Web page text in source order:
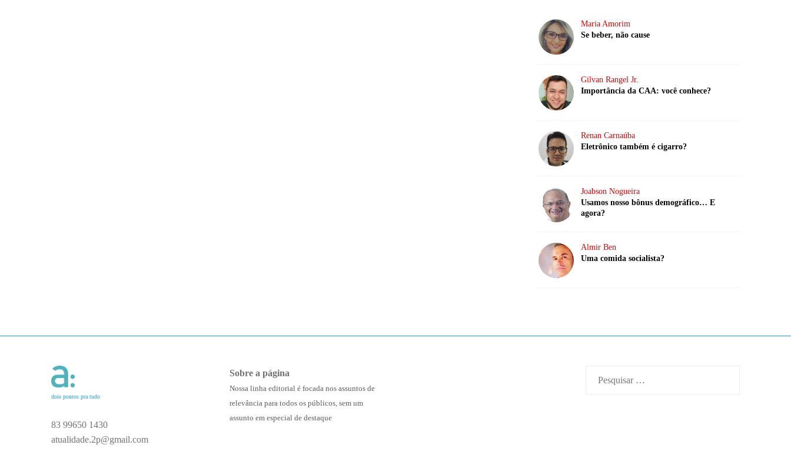
Maria Amorim
Se beber, não cause
Gilvan Rangel Jr.
Importância da CAA: você conhece?
Renan Carnaúba
Eletrônico também é cigarro?
Joabson Nogueira
Usamos nosso bônus demográfico… E
agora?
Almir Ben
Uma comida socialista?
dois pontos pra tudo
83 99650 1430
atualidade.2p@gmail.com
Sobre a página
Nossa linha editorial é focada nos assuntos de
relevância para todos os públicos, sem um
assunto em especial de destaque